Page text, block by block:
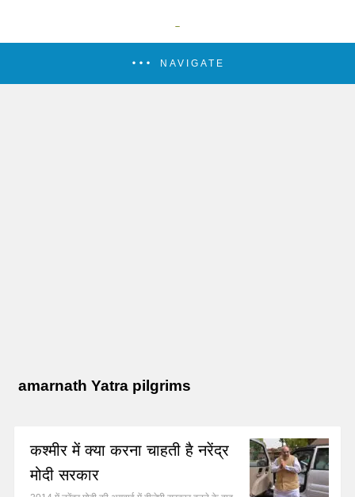
NAVIGATE
amarnath Yatra pilgrims
कश्मीर में क्या करना चाहती है नरेंद्र
मोदी सरकार